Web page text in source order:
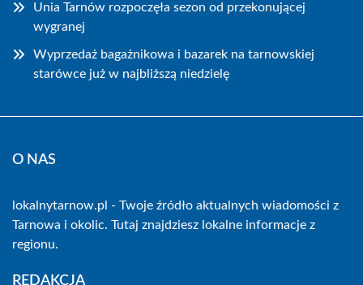
Unia Tarnów rozpoczęła sezon od przekonującej
wygranej
Wyprzedaż bagażnikowa i bazarek na tarnowskiej
starówce już w najbliższą niedzielę
O NAS
lokalnytarnow.pl - Twoje źródło aktualnych wiadomości z
Tarnowa i okolic. Tutaj znajdziesz lokalne informacje z
regionu.
REDAKCJA